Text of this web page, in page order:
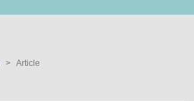
Article